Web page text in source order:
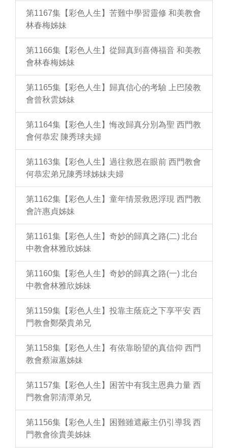
第1167集【彩色人生】苦難中學習靈修 和美教會
林春梅姊妹
第1166集【彩色人生】從歸真到喜傳福音 和美教
會林春梅姊妹
第1165集【彩色人生】歸真信心的考驗 上巴陵教
會曾秋雲姊妹
第1164集【彩色人生】悔改歸真分別為聖 西門教
會何恭宏 陳秀球夫婦
第1163集【彩色人生】過往救恩在眼前 西門教會
何恭宏弟兄陳秀球姊妹夫婦
第1162集【彩色人生】童年情景救恩浮現 西門教
會許惠貞姊妹
第1161集【彩色人生】奇妙的歸真之路(二) 北台
中教會林雅欣姊妹
第1160集【彩色人生】奇妙的歸真之路(一) 北台
中教會林雅欣姊妹
第1159集【彩色人生】投靠主蔭庇之下享平安 西
門教會鄭榮貴弟兄
第1158集【彩色人生】有依靠盼望的真信仰 西門
教會蔡淑蕙姊妹
第1157集【彩色人生】困苦中有我主恩典力量 西
門教會郭清潭弟兄
第1156集【彩色人生】困難雖遮蔽主仍引導我 西
門教會徐貴美姊妹